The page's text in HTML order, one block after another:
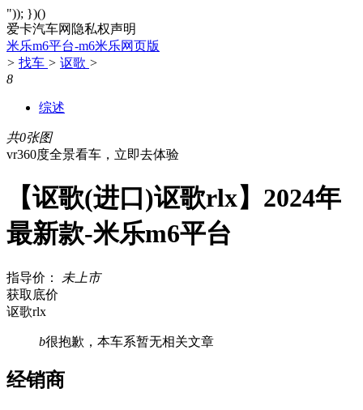
")); })()
爱卡汽车网隐私权声明
米乐m6平台-m6米乐网页版
> 找车 > 讴歌 >
8
综述
共0张图
vr360度全景看车，立即去体验
【讴歌(进口)讴歌rlx】2024年
最新款-米乐m6平台
指导价：
未上市
获取底价
讴歌rlx
b很抱歉，本车系暂无相关文章
经销商